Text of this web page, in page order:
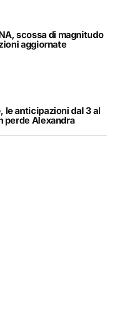
scossa di magnitudo
aggiornate
le anticipazioni dal 3 al
perde Alexandra